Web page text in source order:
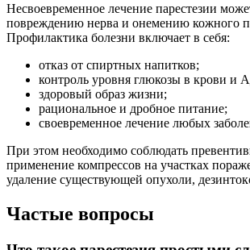
Несвоевременное лечение парестезии
повреждению нерва и онемению кожного
Профилактика болезни включает в себя:
отказ от спиртных напитков;
контроль уровня глюкозы в крови и
здоровый образ жизни;
рациональное и дробное питание;
своевременное лечение любых
При этом необходимо соблюдать
применение компрессов на участках
удаление существующей опухоли,
Частые вопросы